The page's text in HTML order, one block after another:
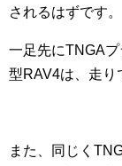
されるはずです。
一足先にTNGA
型RAV4は、走り
また、同じく